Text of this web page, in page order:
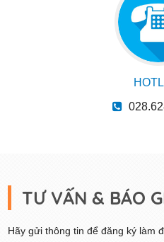
TƯ VẤN & BÁO
Hãy gửi thông tin để đăng ký làm